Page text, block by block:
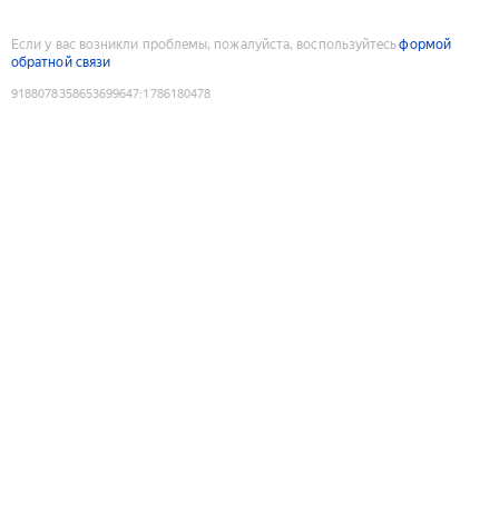
Если у вас возникли проблемы, пожалуйста, воспользуйтесьформой
обратной связи
9188078358653699647:1786180478